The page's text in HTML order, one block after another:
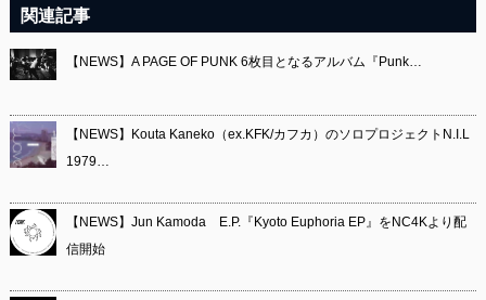
関連記事
【NEWS】A PAGE OF PUNK 6枚目となるアルバム『Punk…
【NEWS】Kouta Kaneko（ex.KFK/カフカ）のソロプロジェクトN.I.L
1979…
【NEWS】Jun Kamoda E.P.『Kyoto Euphoria EP』をNC4Kより配
信開始